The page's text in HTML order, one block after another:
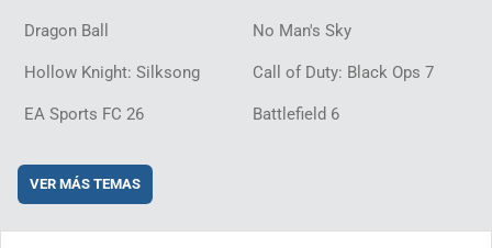
Dragon Ball No Man's Sky
Hollow Knight: Silksong Call of Duty: Black Ops 7
EA Sports FC 26 Battlefield 6
VER MÁS TEMAS